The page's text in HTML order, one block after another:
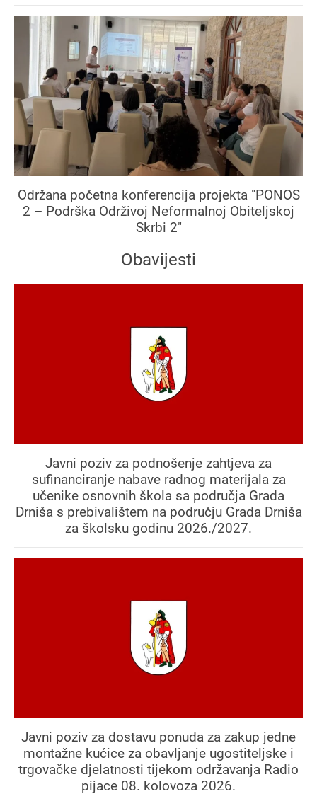
Održana početna konferencija projekta "PONOS
2 – Podrška Održivoj Neformalnoj Obiteljskoj
Skrbi 2"
Obavijesti
Javni poziv za podnošenje zahtjeva za
sufinanciranje nabave radnog materijala za
učenike osnovnih škola sa područja Grada
Drniša s prebivalištem na području Grada Drniša
za školsku godinu 2026./2027.
Javni poziv za dostavu ponuda za zakup jedne
montažne kućice za obavljanje ugostiteljske i
trgovačke djelatnosti tijekom održavanja Radio
pijace 08. kolovoza 2026.